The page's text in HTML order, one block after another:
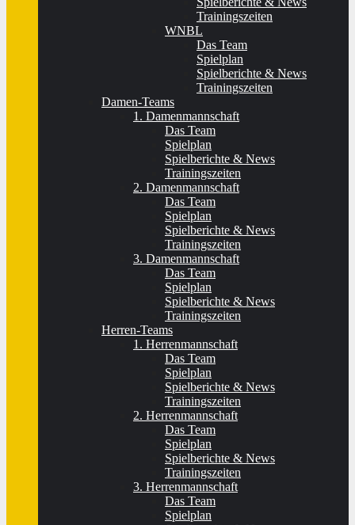
Trainingszeiten
WNBL
Das Team
Spielplan
Spielberichte & News
Trainingszeiten
Damen-Teams
1. Damenmannschaft
Das Team
Spielplan
Spielberichte & News
Trainingszeiten
2. Damenmannschaft
Das Team
Spielplan
Spielberichte & News
Trainingszeiten
3. Damenmannschaft
Das Team
Spielplan
Spielberichte & News
Trainingszeiten
Herren-Teams
1. Herrenmannschaft
Das Team
Spielplan
Spielberichte & News
Trainingszeiten
2. Herrenmannschaft
Das Team
Spielplan
Spielberichte & News
Trainingszeiten
3. Herrenmannschaft
Das Team
Spielplan